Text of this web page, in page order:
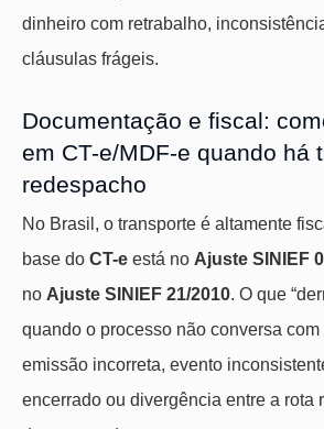
dinheiro com retrabalho,
cláusulas frágeis.
Documentação e fiscal:
em CT-e/MDF-e quando há
redespacho
No Brasil, o transporte é altamente
base do CT-e está no Ajuste SINIEF
no Ajuste SINIEF 21/2010. O que
quando o processo não conversa com
emissão incorreta, evento
encerrado ou divergência entre a rota